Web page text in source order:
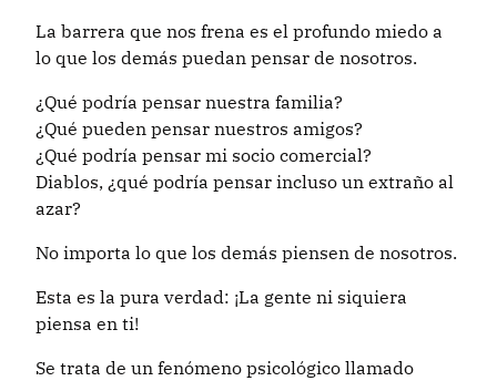
La barrera que nos frena es el profundo miedo a
lo que los demás puedan pensar de nosotros.
¿Qué podría pensar nuestra familia?
¿Qué pueden pensar nuestros amigos?
¿Qué podría pensar mi socio comercial?
Diablos, ¿qué podría pensar incluso un extraño al
azar?
No importa lo que los demás piensen de nosotros.
Esta es la pura verdad: ¡La gente ni siquiera
piensa en ti!
Se trata de un fenómeno psicológico llamado